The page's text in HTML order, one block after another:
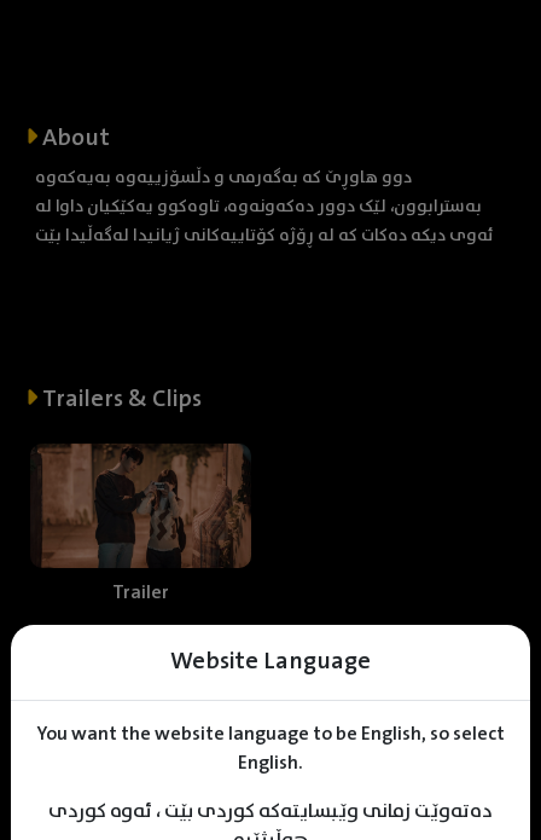
Website Language
You want the website language to be English, so select
English.
دەتەوێت زمانی وێبسایتەکە کوردی بێت ، ئەوە کوردی
About
دوو هاوڕێ کە بەگەرمی و دڵسۆزییەوە بەیەکەوە
بەسترابوون، لێک دوور دەکەونەوە، تاوەکوو یەکێکیان داوا لە
ئەوی دیکە دەکات کە لە ڕۆژە کۆتاییەکانی ژیانیدا لەگەڵیدا بێت
Trailers & Clips
Trailer